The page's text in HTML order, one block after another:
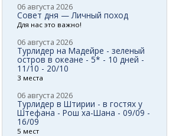
06 августа 2026
Совет дня — Личный поход
Для нас это важно!
06 августа 2026
Турлидер на Мадейре - зеленый
остров в океане - 5* - 10 дней -
11/10 - 20/10
3 места
06 августа 2026
Турлидер в Штирии - в гостях у
Штефана - Рош ха-Шана - 09/09 -
16/09
5 мест